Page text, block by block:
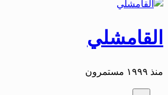
القامشلي
منذ ١٩٩٩ مستمرون